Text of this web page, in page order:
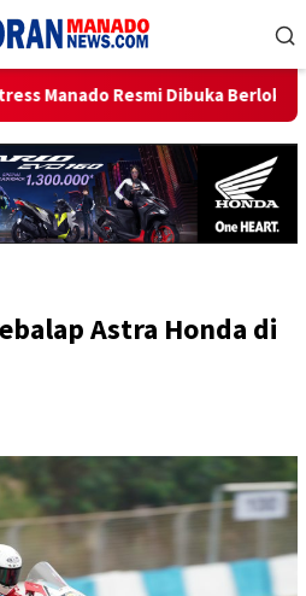
Berlokasi di Tanjung Batu
Astra Honda di